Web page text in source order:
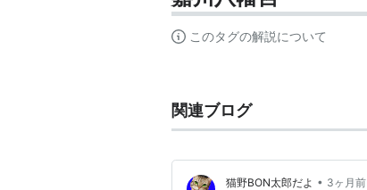
このタグの解説について
関連ブログ
猫野BON太郎だよ • 3ヶ月前